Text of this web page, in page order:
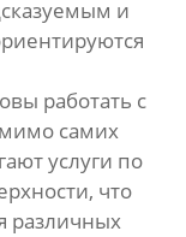
и
работать с
самих
услуги по
что
различных